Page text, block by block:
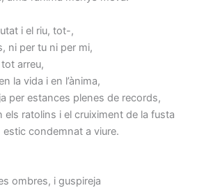
i el riu, tot-,
ni per tu ni per mi,
arreu,
la vida i en l’ànima,
per estances plenes de records,
els ratolins i el cruiximent de la fusta
condemnat a viure.
ombres, i guspireja